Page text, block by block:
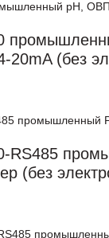
20mA (без
RS485
(без